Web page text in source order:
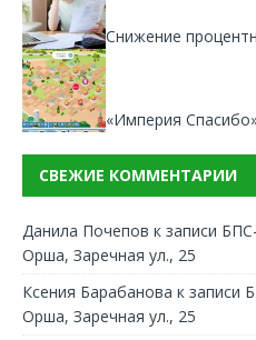
Снижение
«Империя
СВЕЖИЕ КОММЕНТАРИИ
Данила Почепов к записи
Орша, Заречная ул., 25
Ксения Барабанова к записи
Орша, Заречная ул., 25